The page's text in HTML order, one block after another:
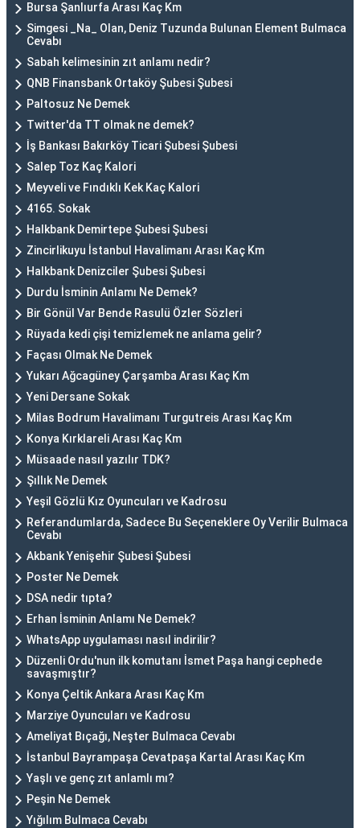
Bursa Şanlıurfa Arası Kaç Km
Simgesi _Na_ Olan, Deniz Tuzunda Bulunan Element Bulmaca
Cevabı
Sabah kelimesinin zıt anlamı nedir?
QNB Finansbank Ortaköy Şubesi Şubesi
Paltosuz Ne Demek
Twitter'da TT olmak ne demek?
İş Bankası Bakırköy Ticari Şubesi Şubesi
Salep Toz Kaç Kalori
Meyveli ve Fındıklı Kek Kaç Kalori
4165. Sokak
Halkbank Demirtepe Şubesi Şubesi
Zincirlikuyu İstanbul Havalimanı Arası Kaç Km
Halkbank Denizciler Şubesi Şubesi
Durdu İsminin Anlamı Ne Demek?
Bir Gönül Var Bende Rasulü Özler Sözleri
Rüyada kedi çişi temizlemek ne anlama gelir?
Façası Olmak Ne Demek
Yukarı Ağcagüney Çarşamba Arası Kaç Km
Yeni Dersane Sokak
Milas Bodrum Havalimanı Turgutreis Arası Kaç Km
Konya Kırklareli Arası Kaç Km
Müsaade nasıl yazılır TDK?
Şıllık Ne Demek
Yeşil Gözlü Kız Oyuncuları ve Kadrosu
Referandumlarda, Sadece Bu Seçeneklere Oy Verilir Bulmaca
Cevabı
Akbank Yenişehir Şubesi Şubesi
Poster Ne Demek
DSA nedir tıpta?
Erhan İsminin Anlamı Ne Demek?
WhatsApp uygulaması nasıl indirilir?
Düzenli Ordu'nun ilk komutanı İsmet Paşa hangi cephede
savaşmıştır?
Konya Çeltik Ankara Arası Kaç Km
Marziye Oyuncuları ve Kadrosu
Ameliyat Bıçağı, Neşter Bulmaca Cevabı
İstanbul Bayrampaşa Cevatpaşa Kartal Arası Kaç Km
Yaşlı ve genç zıt anlamlı mı?
Peşin Ne Demek
Yığılım Bulmaca Cevabı